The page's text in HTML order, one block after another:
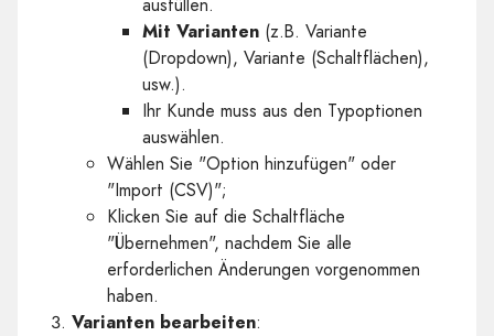
Mit Varianten (z.B. Variante
(Dropdown), Variante (Schaltflächen),
usw.).
Ihr Kunde muss aus den Typoptionen
auswählen.
Wählen Sie "Option hinzufügen" oder
"Import (CSV)";
Klicken Sie auf die Schaltfläche
"Übernehmen", nachdem Sie alle
erforderlichen Änderungen vorgenommen
haben.
Varianten bearbeiten: